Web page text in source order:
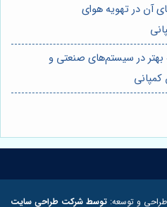
آن در تهویه هوای
بهتر در سیستم‌های صنعتی و
و توسعه: توسط شرکت طراحی سایت